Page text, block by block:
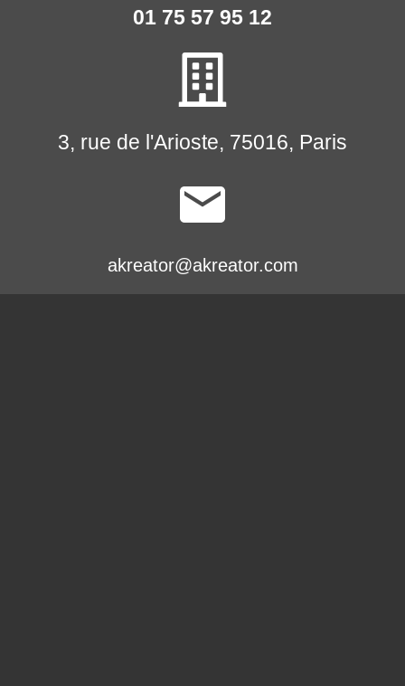
01 75 57 95 12
3, rue de l'Arioste, 75016, Paris
akreator@akreator.com